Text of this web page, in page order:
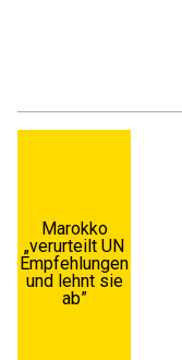
Marokko
„verurteilt UN
Empfehlungen
und lehnt sie
ab”